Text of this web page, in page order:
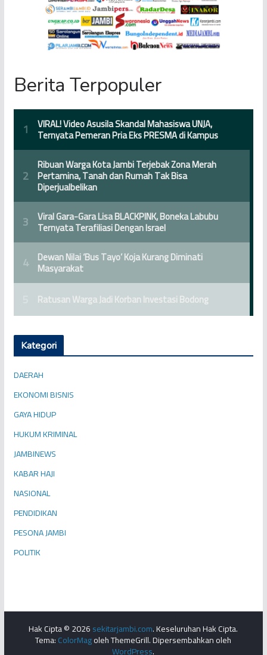
Berita Terpopuler
Kategori
DAERAH
EKONOMI BISNIS
GAYA HIDUP
HUKUM KRIMINAL
JAMBINEWS
KABAR HAJI
NASIONAL
PENDIDIKAN
PESONA JAMBI
POLITIK
Hak Cipta © 2026sekitarjambi.com. Keseluruhan Hak Cipta.
Tema:ColorMagoleh ThemeGrill. Dipersembahkan oleh
WordPress.